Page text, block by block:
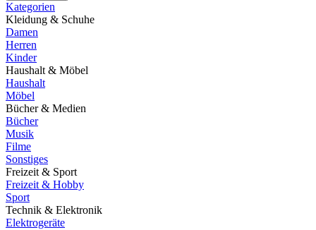
Kategorien
Kleidung & Schuhe
Damen
Herren
Kinder
Haushalt & Möbel
Haushalt
Möbel
Bücher & Medien
Bücher
Musik
Filme
Sonstiges
Freizeit & Sport
Freizeit & Hobby
Sport
Technik & Elektronik
Elektrogeräte